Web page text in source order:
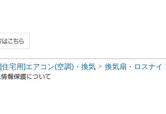
[住宅用]エアコン(空調)・換気 換気扇・ロスナイ